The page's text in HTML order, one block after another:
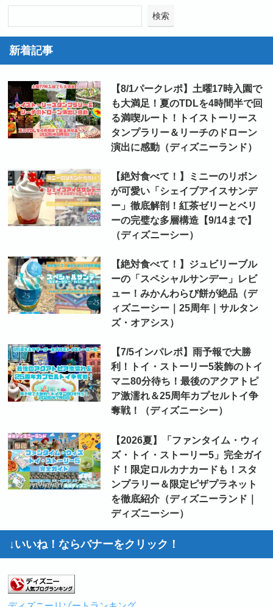
検索
新着記事
【8/1パークレポ】土曜17時入園で
も大満足！夏のTDLを4時間半で回
る満喫ルート！トイストーリース
タンプラリー＆リーチのドローン
演出に感動（ディズニーランド）
【絶対食べて！】ミニーのリボン
が可愛い「シェイブアイスサンデ
ー」徹底解剖！紅茶ゼリーとベリ
ーの完璧な多層構造【9/14まで】
（ディズニーシー）
【絶対食べて！】ジュビリーブル
ーの「スペシャルサンデー」レビ
ュー！みかんわらび餅が絶品（デ
ィズニーシー｜25周年｜サルタン
ズ・オアシス）
【7/5インパレポ】雨予報で大勝
利！トイ・ストーリー5装飾のトイ
マニ80分待ち！最後のアクアトピ
ア激濡れ＆25周年カプセルトイ争
奪戦！（ディズニーシー）
【2026夏】「ファンタイム・ウィ
ズ・トイ・ストーリー5」完全ガイ
ド！限定ロルカナカードも！スタ
ンプラリー＆限定ピザプラネット
を徹底紹介（ディズニーランド｜
ディズニーシー）
↓いいね！ならバナーをクリック！